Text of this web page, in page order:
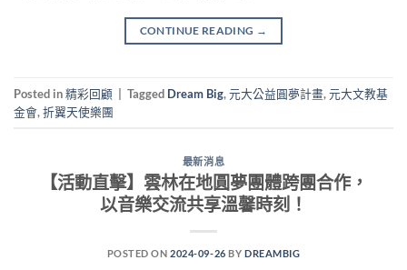
CONTINUE READING →
Posted in精彩回顧 Tagged Dream Big,元大公益圓夢計畫,元大文教基
金會,折翼天使樂團
最新消息
【活動直擊】雲林在地圓夢團體跨團合作，
以音樂交流共享溫馨時刻！
POSTED ON2024-09-26 BY DREAMBIG